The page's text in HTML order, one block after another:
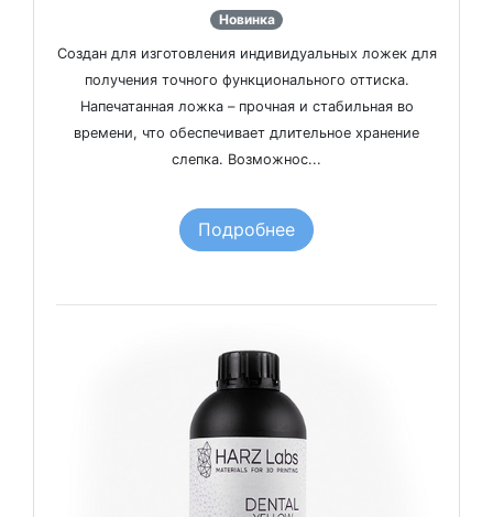
Новинка
Создан для изготовления индивидуальных ложек для
получения точного функционального оттиска.
Напечатанная ложка – прочная и стабильная во
времени, что обеспечивает длительное хранение
слепка. Возможнос...
Подробнее